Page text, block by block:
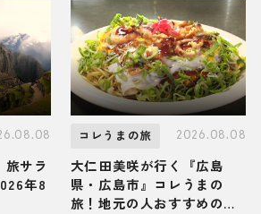
旅サラ
コレうまの旅 2026.08.08
大仁田美咲が行く『広島
県・広島市』コレうまの
旅！地元の人おすすめのご